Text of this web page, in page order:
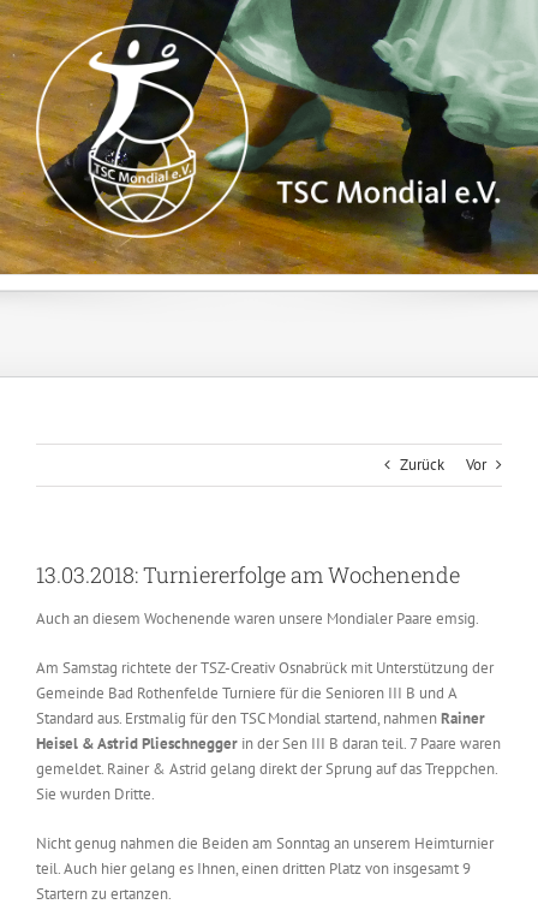
Zum
Inhalt
springen
Zurück Vor
13.03.2018: Turniererfolge am Wochenende
Auch an diesem Wochenende waren unsere Mondialer Paare emsig.
Am Samstag richtete der TSZ-Creativ Osnabrück mit Unterstützung der
Gemeinde Bad Rothenfelde Turniere für die Senioren III B und A
Standard aus. Erstmalig für den TSC Mondial startend, nahmenRainer
Heisel & Astrid Plieschnegger in der Sen III B daran teil. 7 Paare waren
gemeldet. Rainer & Astrid gelang direkt der Sprung auf das Treppchen.
Sie wurden Dritte.
Nicht genug nahmen die Beiden am Sonntag an unserem Heimturnier
teil. Auch hier gelang es Ihnen, einen dritten Platz von insgesamt 9
Startern zu ertanzen.